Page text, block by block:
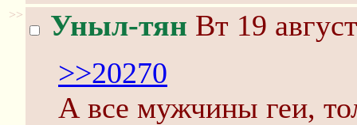
>> Уныл-тян Вт 19
>>20270
А все мужчины геи,